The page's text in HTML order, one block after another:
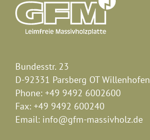
Bundesstr. 23
D-92331 Parsberg OT Willenhofen
Phone: +49 9492 6002600
Fax: +49 9492 600240
Email: info@gfm-massivholz.de